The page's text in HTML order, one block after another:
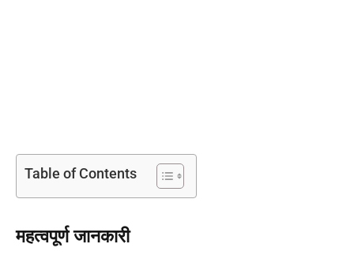
Table of Contents
महत्वपूर्ण जानकारी